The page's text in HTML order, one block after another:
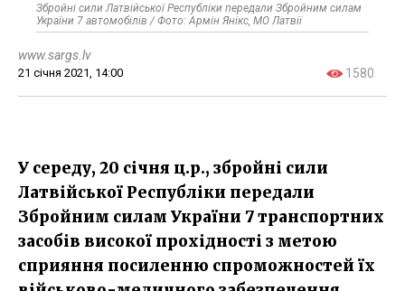
Збройні сили Латвійської Республіки передали Збройним силам
України 7 автомобілів / Фото: Армін Янікс, МО Латвії
www.sargs.lv
21 січня 2021, 14:00 1580
У середу, 20 січня ц.р., збройні сили
Латвійської Республіки передали
Збройним силам України 7 транспортних
засобів високої прохідності з метою
сприяння посиленню спроможностей їх